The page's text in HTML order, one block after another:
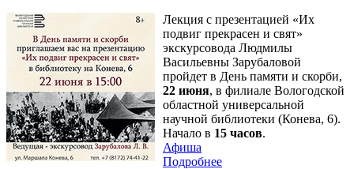
Лекция с презентацией «Их
подвиг прекрасен и свят»
экскурсовода Людмилы
Васильевны Зарубаловой
пройдет в День памяти и скорби,
22 июня, в филиале Вологодской
областной универсальной
научной библиотеки (Конева, 6).
Начало в 15 часов.
Афиша
Подробнее